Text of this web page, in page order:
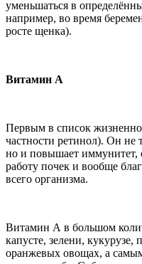
уменьшаться в
например, во время
росте щенка).
Витамин А
Первым в список
частности ретинол). Он не
но и повышает иммунитет,
работу почек и вообще
всего организма.
Витамин А в большом
капусте, зелени,
оранжевых овощах, а